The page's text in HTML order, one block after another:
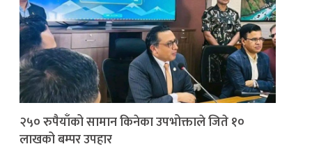
२५० रुपैयाँको सामान किनेका उपभोक्ताले जिते १०
लाखको बम्पर उपहार